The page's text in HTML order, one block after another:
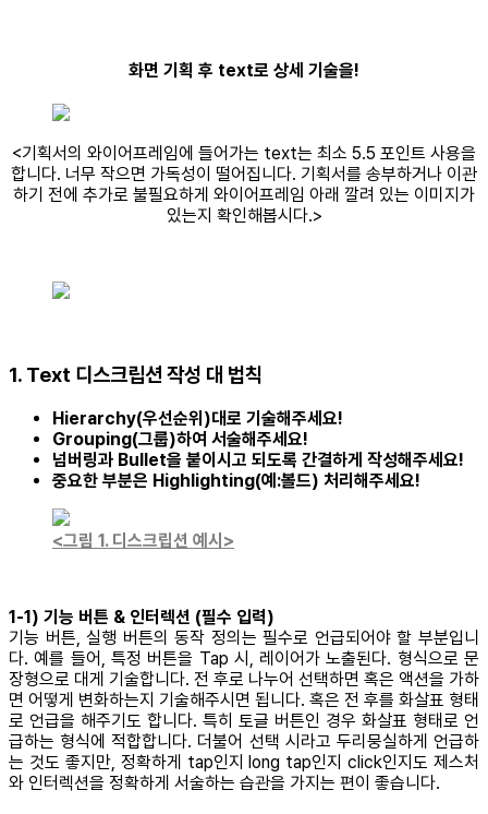
화면 기획 후 text로 상세 기술을!
<기획서의 와이어프레임에 들어가는 text는 최소 5.5 포인트 사용을
합니다. 너무 작으면 가독성이 떨어집니다. 기획서를 송부하거나 이관
하기 전에 추가로 불필요하게 와이어프레임 아래 깔려 있는 이미지가
있는지 확인해봅시다.>
1. Text 디스크립션 작성 대 법칙
Hierarchy(우선순위)대로 기술해주세요!
Grouping(그룹)하여 서술해주세요!
넘버링과 Bullet을 붙이시고 되도록 간결하게 작성해주세요!
중요한 부분은 Highlighting(예:볼드) 처리해주세요!
<그림 1. 디스크립션 예시>
1-1) 기능 버튼 & 인터렉션 (필수 입력)
기능 버튼, 실행 버튼의 동작 정의는 필수로 언급되어야 할 부분입니
다. 예를 들어, 특정 버튼을 Tap 시, 레이어가 노출된다. 형식으로 문
장형으로 대게 기술합니다. 전 후로 나누어 선택하면 혹은 액션을 가하
면 어떻게 변화하는지 기술해주시면 됩니다. 혹은 전 후를 화살표 형태
로 언급을 해주기도 합니다. 특히 토글 버튼인 경우 화살표 형태로 언
급하는 형식에 적합합니다. 더불어 선택 시라고 두리뭉실하게 언급하
는 것도 좋지만, 정확하게 tap인지 long tap인지 click인지도 제스처
와 인터렉션을 정확하게 서술하는 습관을 가지는 편이 좋습니다.